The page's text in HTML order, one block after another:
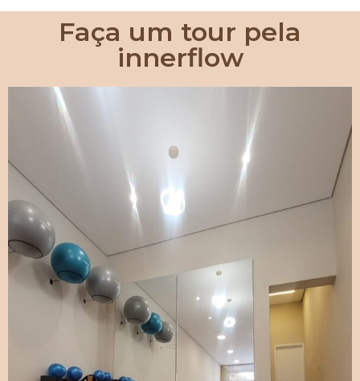
Faça um tour pela
innerflow